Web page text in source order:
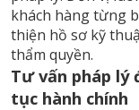
khách hàng từng
thiện hồ sơ kỹ
thẩm quyền.
Tư vấn pháp
tục hành chính